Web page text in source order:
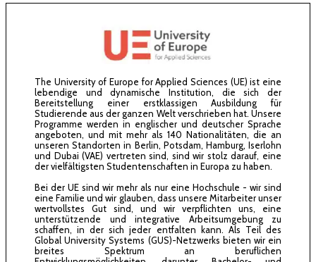
The University of Europe for Applied Sciences (UE) ist eine
lebendige und dynamische Institution, die sich der
Bereitstellung einer erstklassigen Ausbildung für
Studierende aus der ganzen Welt ver­schrieben hat. Unsere
Programme werden in englischer und deutscher Sprache
angeboten, und mit mehr als 140 Nationalitäten, die an
unseren Standorten in Berlin, Potsdam, Hamburg, Iserlohn
und Dubai (VAE) vertreten sind, sind wir stolz darauf, eine
der vielfältigsten Studentenschaften in Europa zu haben.
Bei der UE sind wir mehr als nur eine Hochschule - wir sind
eine Familie und wir glauben, dass unsere Mitarbeiter unser
wertvollstes Gut sind, und wir verpflichten uns, eine
unterstützende und integrative Arbeitsumgebung zu
schaffen, in der sich jeder entfalten kann. Als Teil des
Global University Systems (GUS)-Netzwerks bieten wir ein
breites Spektrum an beruflichen